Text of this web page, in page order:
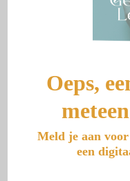
30
Oeps,
Meld je aan
een